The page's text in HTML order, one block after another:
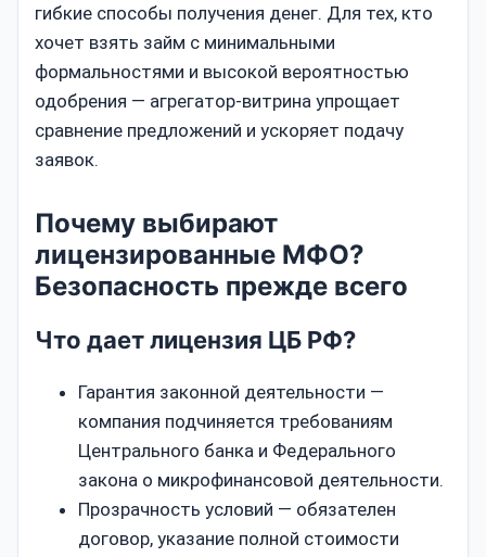
гибкие способы получения денег. Для тех, кто
хочет взять займ с минимальными
формальностями и высокой вероятностью
одобрения — агрегатор-витрина упрощает
сравнение предложений и ускоряет подачу
заявок.
Почему выбирают
лицензированные МФО?
Безопасность прежде всего
Что дает лицензия ЦБ РФ?
Гарантия законной деятельности —
компания подчиняется требованиям
Центрального банка и Федерального
закона о микрофинансовой деятельности.
Прозрачность условий — обязателен
договор, указание полной стоимости